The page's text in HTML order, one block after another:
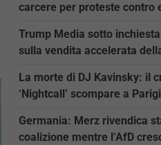
carcere per proteste contro
Trump Media sotto
sulla vendita accelerata
La morte di DJ Kavinsky: il
‘Nightcall’ scompare a Parigi
Germania: Merz rivendica
coalizione mentre l’AfD